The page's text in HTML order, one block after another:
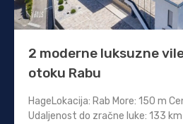
2 moderne luksuzne
otoku Rabu
HageLokacija: Rab More: 150 m
Udaljenost do zračne luke: 133